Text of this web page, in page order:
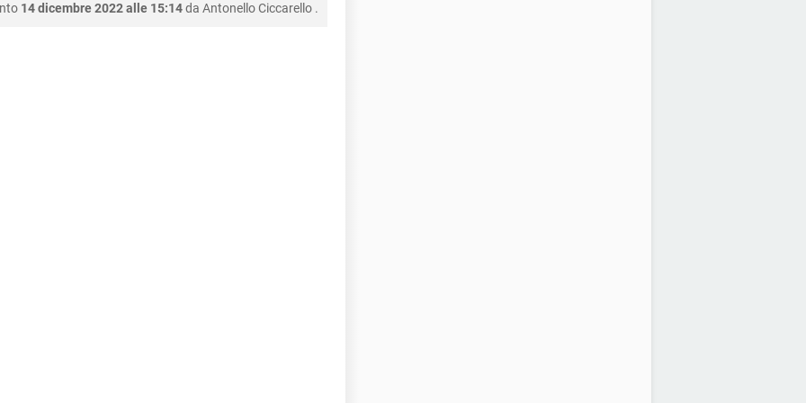
14 dicembre 2022 alle 15:14da Antonello Ciccarello .